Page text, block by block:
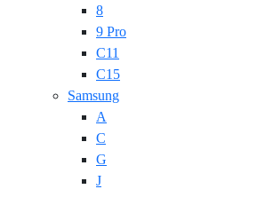
8
9 Pro
C11
C15
Samsung
A
C
G
J